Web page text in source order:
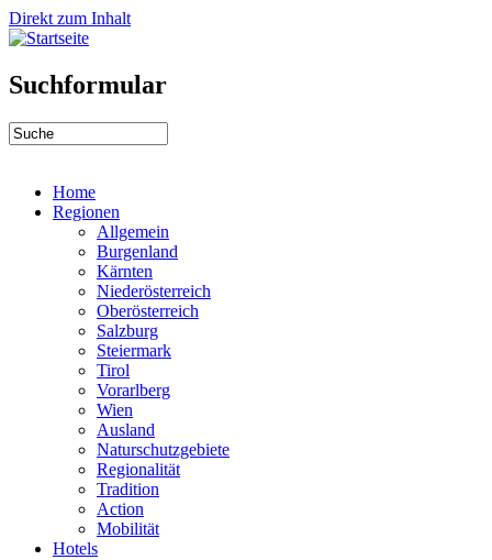
Direkt zum Inhalt
Suchformular
Home
Regionen
Allgemein
Burgenland
Kärnten
Niederösterreich
Oberösterreich
Salzburg
Steiermark
Tirol
Vorarlberg
Wien
Ausland
Naturschutzgebiete
Regionalität
Tradition
Action
Mobilität
Hotels